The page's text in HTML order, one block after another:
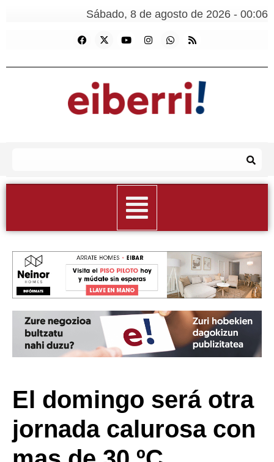
Sábado, 8 de agosto de 2026 - 00:06
El domingo será otra
jornada calurosa con